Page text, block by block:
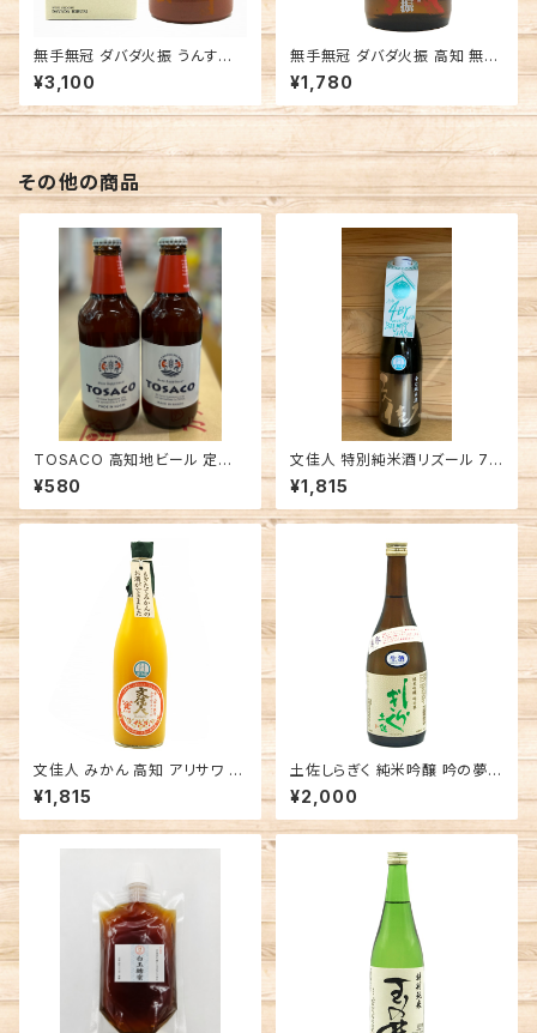
無手無冠 ダバダ火振 うんすけ
高知 無手無冠 焼酎
¥3,100
無手無冠 ダバダ火振 高知 無手
無冠 焼酎
¥1,780
その他の商品
TOSACO 高知地ビール 定番
土佐IPA 土佐文旦使用 フルーテ
ィーなアロマ感
¥580
文佳人 特別純米酒リズール 72
0ml ぶんかじん
¥1,815
文佳人 みかん 高知 アリサワ リ
キュール 山北みかん
¥1,815
土佐しらぎく 純米吟醸 吟の夢
生酒 薄氷 高知 仙頭酒造場 日
本酒
¥2,000